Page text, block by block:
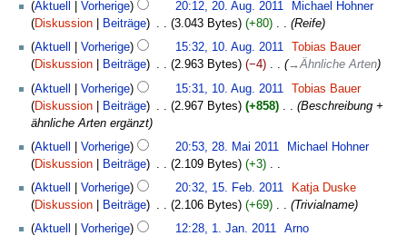
e
n
f
a
s
s
u
g
a
m
m
e
n
f
a
s
s
u
g
B
e
r
b
e
i
t
u
n
s
z
u
e
n
e
B
e
a
b
e
i
t
u
August
Aktuell Vorherige 20:12, 20. Aug. 2011
Michael Hohner
Diskussion
Beiträge 3.043 Bytes +80 ‎ Reife
10.
August
Aktuell Vorherige 15:32, 10. Aug. 2011
Tobias Bauer
Diskussion
Beiträge 2.963 Bytes −4 ‎ →Ähnliche Arten
Aktuell
Vorherige 15:31, 10. Aug. 2011
Tobias Bauer
Diskussion
Beiträge 2.967 Bytes +858 ‎
Beschreibung +
ähnliche Arten ergänzt
Mai
Aktuell Vorherige 20:53, 28. Mai 2011
Michael Hohner
Diskussion
Beiträge 2.109 Bytes +3 ‎
K
e
n
Februar
Aktuell Vorherige 20:32, 15. Feb. 2011
Katja Duske
Diskussion
Beiträge 2.106 Bytes +69 ‎ Trivialname
1.
Aktuell Vorherige 12:28, 1. Jan. 2011
Arno